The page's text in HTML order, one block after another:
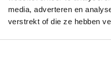
media, adverteren en
verstrekt of die ze hebben
ActiefVitB12